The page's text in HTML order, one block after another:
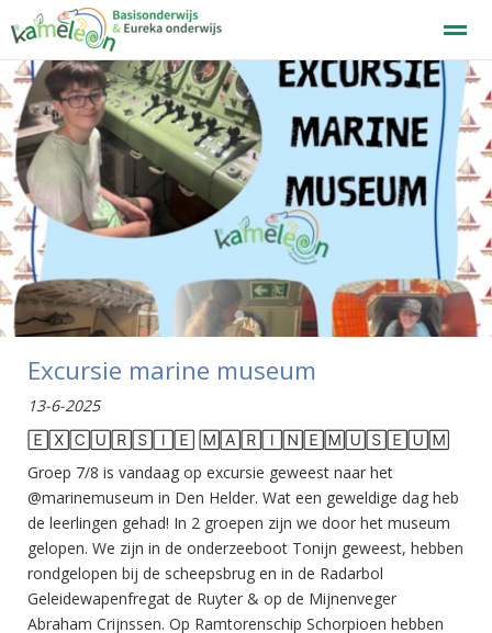
Welkom
Home Zoeken Nieuws Agenda
●●
Excursie marine museum
13-6-2025
🄴🅇🄲🅄🅁🅂🄸🄴 🄼🄰🅁🄸🄽🄴🄼🅄🅂🄴🅄🄼
Groep 7/8 is vandaag op excursie geweest naar het
@marinemuseum in Den Helder. Wat een geweldige dag heb
de leerlingen gehad! In 2 groepen zijn we door het museum
gelopen. We zijn in de onderzeeboot Tonijn geweest, hebben
rondgelopen bij de scheepsbrug en in de Radarbol
Geleidewapenfregat de Ruyter & op de Mijnenveger
Abraham Crijnssen. Op Ramtorenschip Schorpioen hebben